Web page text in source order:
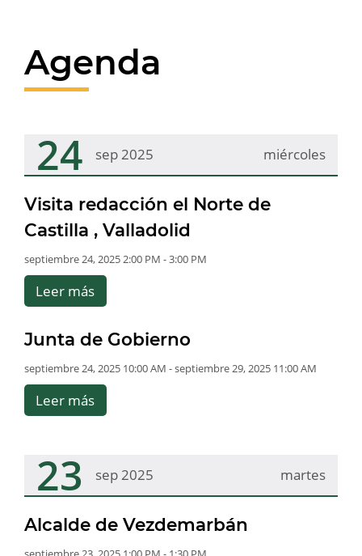
Agenda
miércoles
24 sep 2025
Visita redacción el Norte de
Castilla , Valladolid
septiembre 24, 2025 2:00 PM - 3:00 PM
Leer más
Junta de Gobierno
septiembre 24, 2025 10:00 AM - septiembre 29, 2025 11:00 AM
Leer más
martes
23 sep 2025
Alcalde de Vezdemarbán